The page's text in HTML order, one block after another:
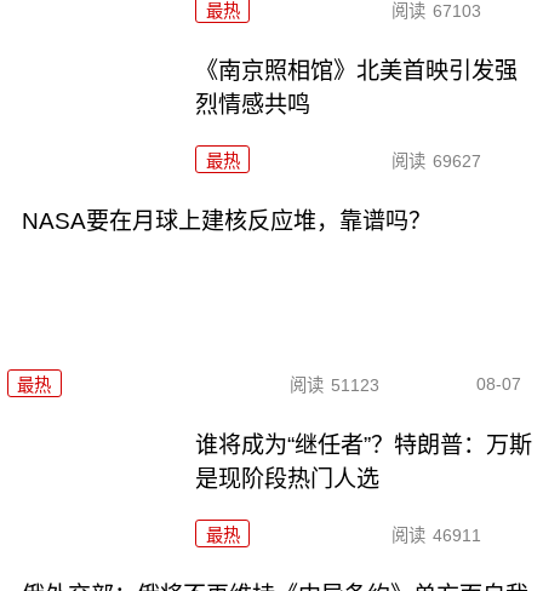
最热 阅读 67103
《南京照相馆》北美首映引发强
烈情感共鸣
最热 阅读 69627
NASA要在月球上建核反应堆，靠谱吗？
最热 阅读 51123 08-07
谁将成为“继任者”？特朗普：万斯
是现阶段热门人选
最热 阅读 46911